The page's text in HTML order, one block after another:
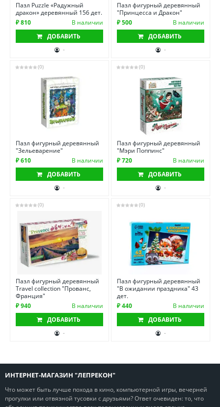
Пазл Puzzle «Радужный
дракон» деревянный 156 дет.
₽ 810
В наличии
ДОБАВИТЬ
-
Пазл фигурный деревянный
"Принцесса и Дракон"
₽ 500
В наличии
ДОБАВИТЬ
-
(0)
Пазл фигурный деревянный
"Зельеварение"
₽ 610
В наличии
ДОБАВИТЬ
-
(0)
Пазл фигурный деревянный
"Мэри Поппинс"
₽ 720
В наличии
ДОБАВИТЬ
-
(0)
Пазл фигурный деревянный
Travel collection "Прованс,
Франция"
₽ 940
В наличии
ДОБАВИТЬ
-
(0)
Пазл фигурный деревянный
"В ожидании праздника" 43
дет.
₽ 440
В наличии
ДОБАВИТЬ
-
ИНТЕРНЕТ-МАГАЗИН "ЛЕПРЕКОН"
Что может быть лучше похода в кино, компьютерной игры, вечерней
прогулки или отвязной тусовки с друзьями? Ответ очевиден: то, что